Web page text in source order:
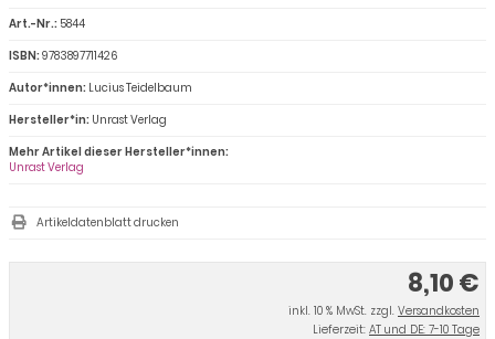
8,10 €
inkl. 10 % MwSt. zzgl. Versandkosten
Lieferzeit: AT und DE: 7-10 Tage
Art.-Nr.: 5844
ISBN:9783897711426
Autor*innen: Lucius Teidelbaum
Hersteller*in: Unrast Verlag
Mehr Artikel dieser Hersteller*innen:
Unrast Verlag
Artikeldatenblatt drucken